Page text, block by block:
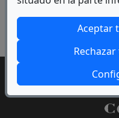
Aceptar
PERMANENCIA